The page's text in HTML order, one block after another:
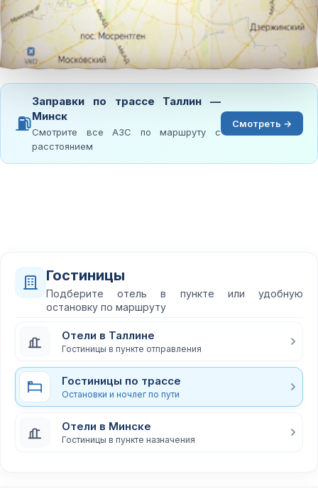
⛽
Заправки по трассе Таллин —
Минск
Смотрите все АЗС по маршруту с
расстоянием
Смотреть →
Гостиницы
Подберите отель в пункте или удобную
остановку по маршруту
Отели в Таллине
Гостиницы в пункте отправления
Гостиницы по трассе
Остановки и ночлег по пути
Отели в Минске
Гостиницы в пункте назначения